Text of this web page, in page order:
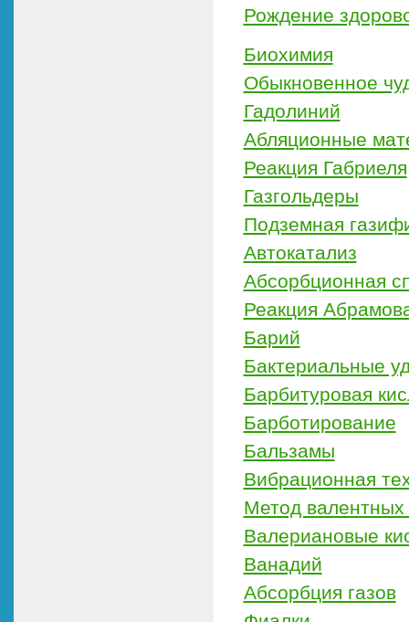
Рождение
Биохимия
Обыкновенное
Гадолиний
Абляционные
Реакция Габриеля
Газгольдеры
Подземная
Автокатализ
Абсорбционная
Реакция
Барий
Бактериальные
Барбитуровая
Барботирование
Бальзамы
Вибрационная
Метод валентных
Валериановые
Ванадий
Абсорбция газов